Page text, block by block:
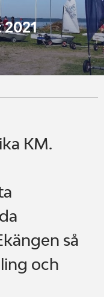
KM.
så
och